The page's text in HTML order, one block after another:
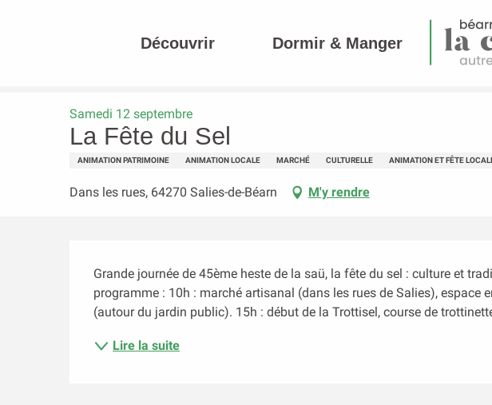
Découvrir Dormir & Manger
Samedi 12 septembre
La Fête du Sel
ANIMATION PATRIMOINE ANIMATION LOCALE MARCHÉ CULTURELLE ANIMATION ET FÊTE
Dans les rues, 64270 Salies-de-Béarn M'y rendre
Grande journée de 45ème heste de la saü, la fête du sel : culture et
programme : 10h : marché artisanal (dans les rues de Salies), espace
(autour du jardin public). 15h : début de la Trottisel, course de
Lire la suite